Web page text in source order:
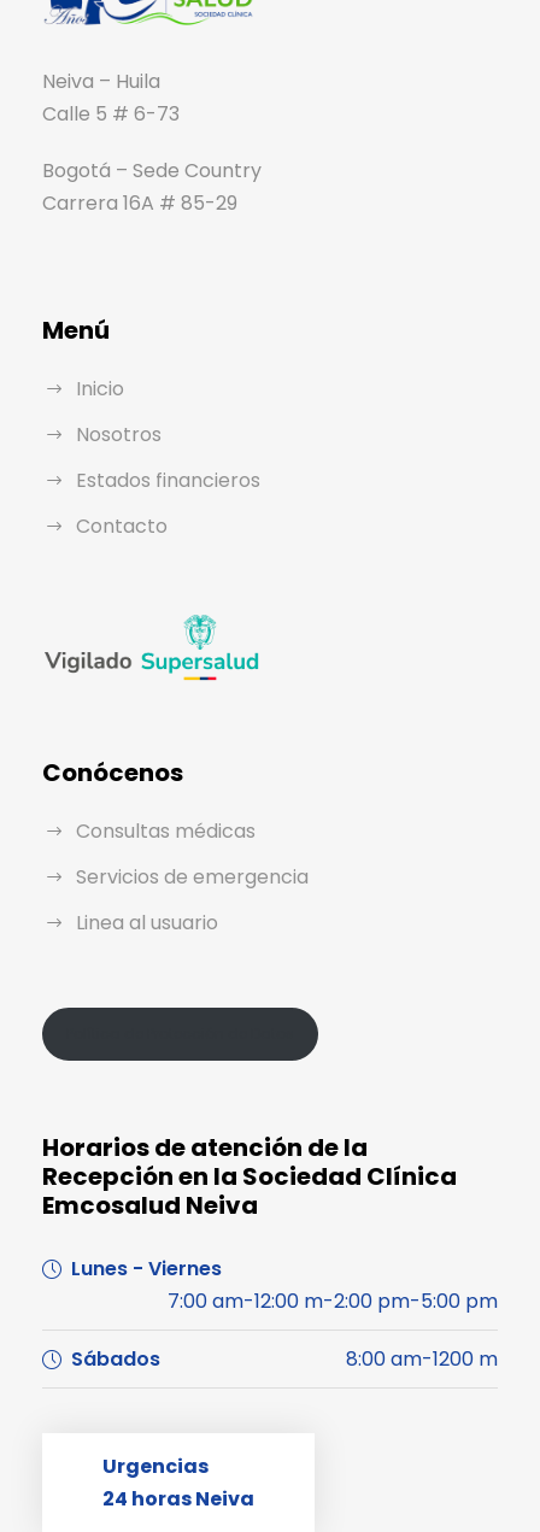
Neiva – Huila
Calle 5 # 6-73
Bogotá – Sede Country
Carrera 16A # 85-29
Menú
Inicio
Nosotros
Estados financieros
Contacto
Conócenos
Consultas médicas
Servicios de emergencia
Linea al usuario
Horarios de atención de la
Recepción en la Sociedad Clínica
Emcosalud Neiva
Lunes - Viernes
7:00 am-12:00 m-2:00 pm-5:00 pm
Sábados 8:00 am-1200 m
Urgencias
24 horas Neiva